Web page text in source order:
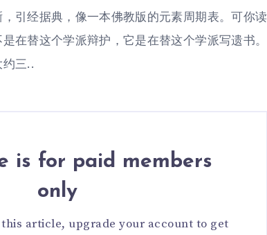
引经据典，像一本佛教版的元素周期表。可你读
在替这个学派辩护，它是在替这个学派写遗书。
三..
is for paid members
only
article, upgrade your account to get